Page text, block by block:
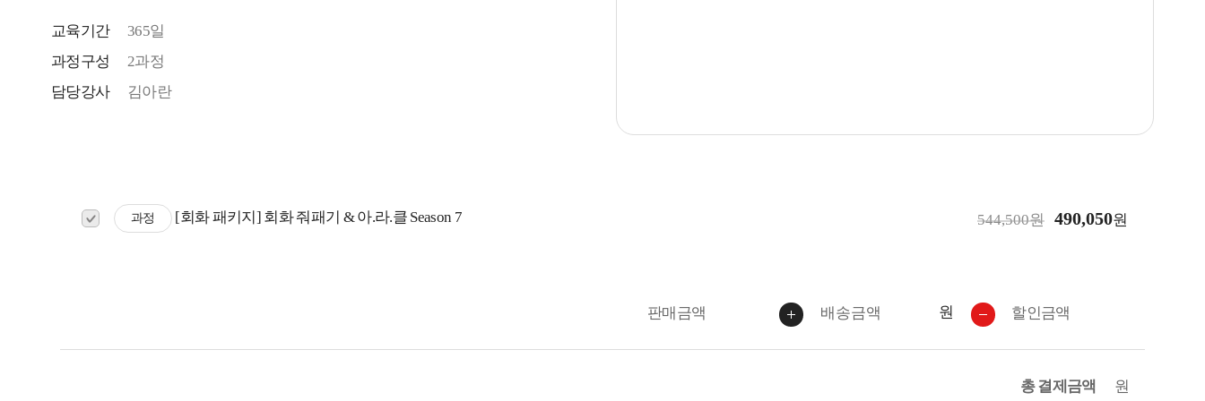
교육기간
365일
과정구성
2과정
담당강사
김아란
과정 [회화 패키지] 회화 줘패기 & 아.라.클 Season 7 544,500원 490,050원
판매금액 배송금액 원 할인금액
총 결제금액 원